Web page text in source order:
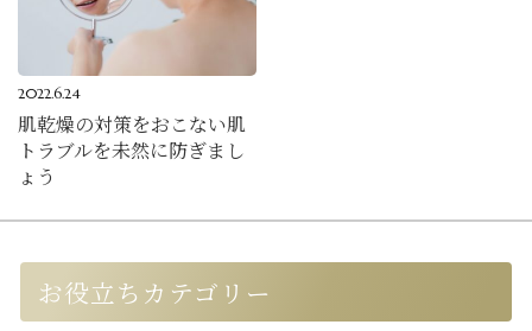
2022.6.24
肌乾燥の対策をおこない肌
トラブルを未然に防ぎまし
ょう
お役立ちカテゴリー